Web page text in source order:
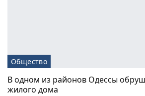
Общество
В одном из районов Одессы
жилого дома